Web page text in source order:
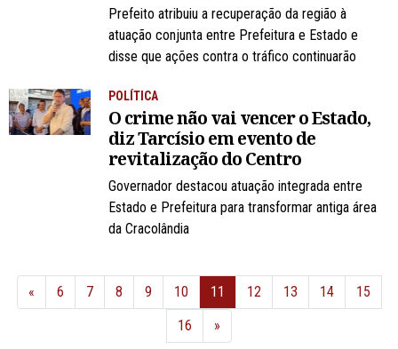
Prefeito atribuiu a recuperação da região à
atuação conjunta entre Prefeitura e Estado e
disse que ações contra o tráfico continuarão
POLÍTICA
O crime não vai vencer o Estado,
diz Tarcísio em evento de
revitalização do Centro
Governador destacou atuação integrada entre
Estado e Prefeitura para transformar antiga área
da Cracolândia
«Anterior
6 7 8 9 10 11 12 13 14
15
16
»Próximo